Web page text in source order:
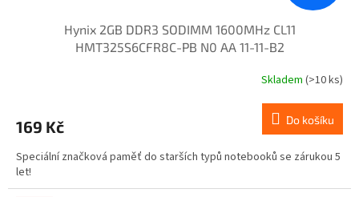
Hynix 2GB DDR3 SODIMM 1600MHz CL11
HMT325S6CFR8C-PB N0 AA 11-11-B2
Skladem (>10 ks)
169 Kč Do košíku
Speciální značková paměť do starších typů notebooků se zárukou 5
let!